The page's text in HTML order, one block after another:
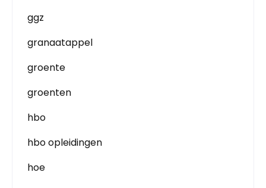
ggz
granaatappel
groente
groenten
hbo
hbo opleidingen
hoe